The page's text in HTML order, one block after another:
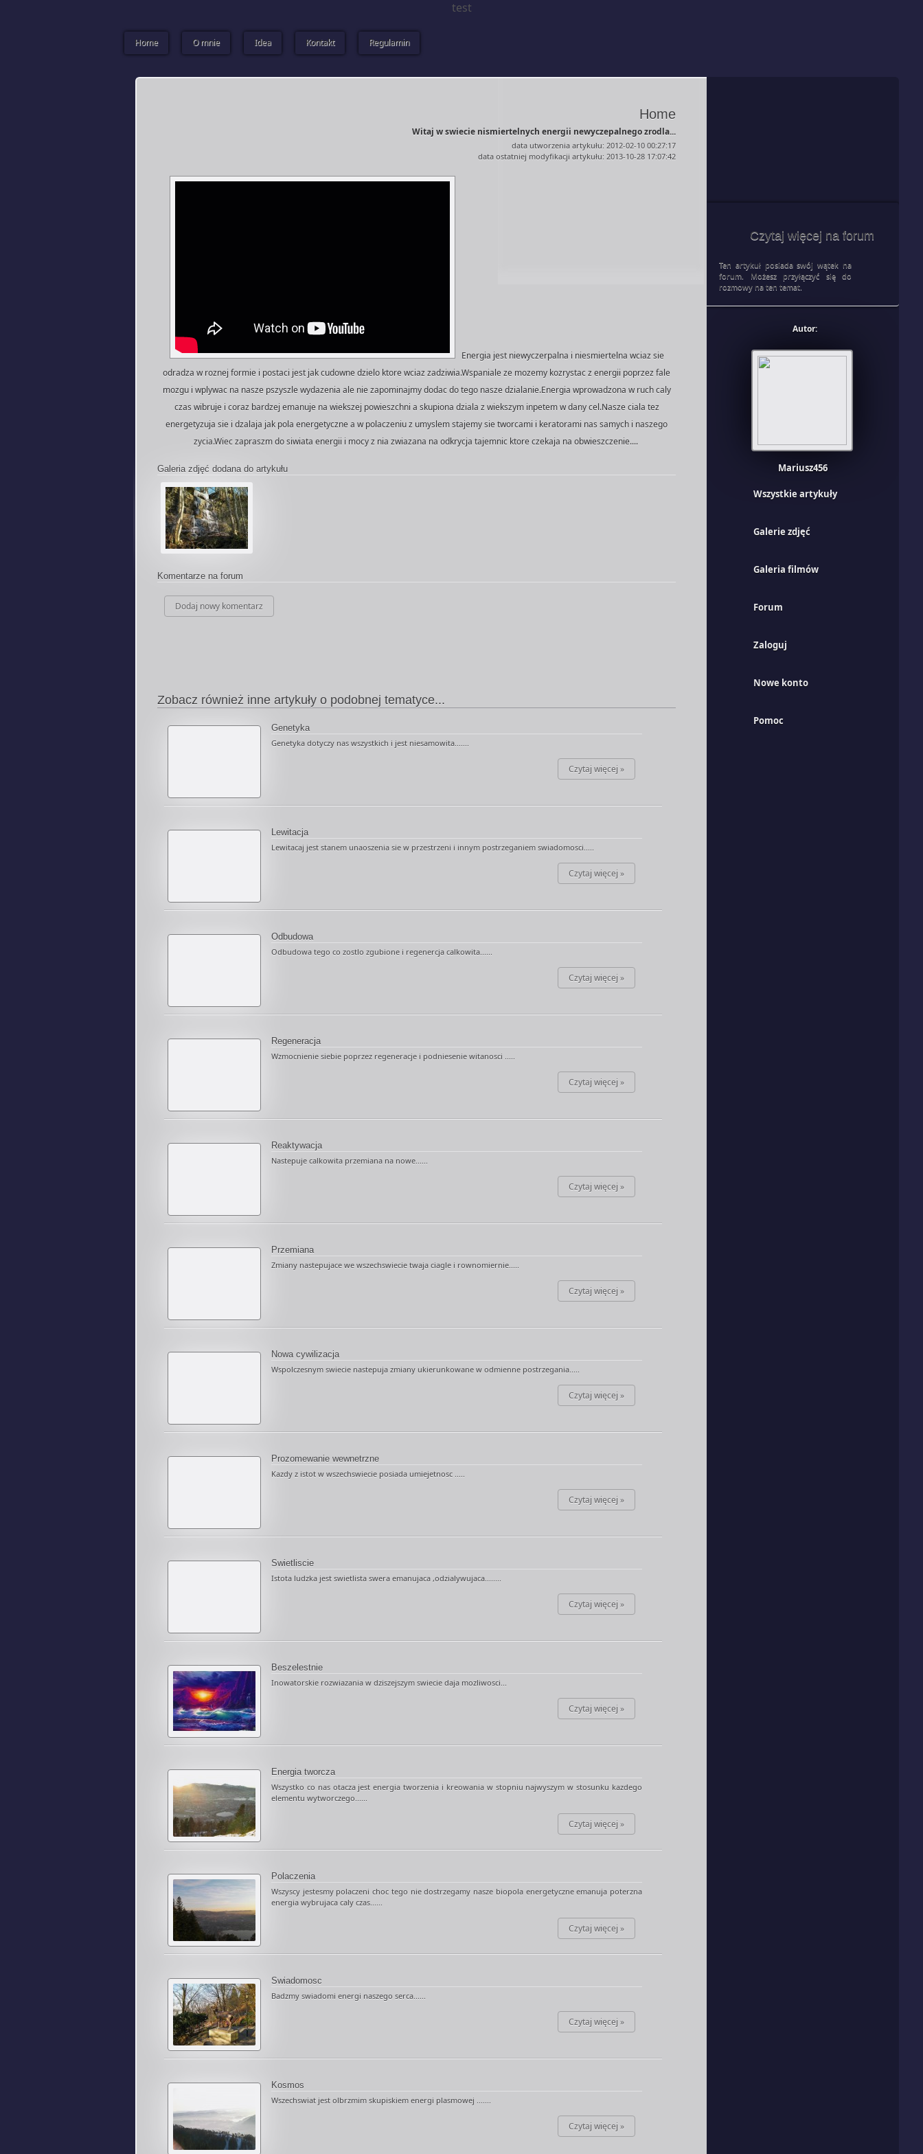
test
Home O mnie Idea Kontakt Regulamin
Czytaj więcej na forum
Ten artykuł posiada swój wątek na
forum. Możesz przyłączyć się do
rozmowy na ten temat.
Autor:
Mariusz456
Wszystkie artykuły
Galerie zdjęć
Galeria filmów
Forum
Zaloguj
Nowe konto
Pomoc
Home
Witaj w swiecie nismiertelnych energii newyczepalnego zrodla...
data utworzenia artykułu: 2012-02-10 00:27:17
data ostatniej modyfikacji artykułu: 2013-10-28 17:07:42
Energia jest niewyczerpalna i niesmiertelna wciaz sie
odradza w roznej formie i postaci jest jak cudowne dzielo ktore wciaz zadziwia.Wspaniale ze mozemy kozrystac z energii poprzez fale
mozgu i wplywac na nasze pszyszle wydazenia ale nie zapominajmy dodac do tego nasze dzialanie.Energia wprowadzona w ruch caly
czas wibruje i coraz bardzej emanuje na wiekszej powieszchni a skupiona dziala z wiekszym inpetem w dany cel.Nasze ciala tez
energetyzuja sie i dzalaja jak pola energetyczne a w polaczeniu z umyslem stajemy sie tworcami i keratorami nas samych i naszego
zycia.Wiec zapraszm do siwiata energii i mocy z nia zwiazana na odkrycja tajemnic ktore czekaja na obwieszczenie....
Galeria zdjęć dodana do artykułu
Komentarze na forum
Dodaj nowy komentarz
Zobacz również inne artykuły o podobnej tematyce...
Genetyka
Genetyka dotyczy nas wszystkich i jest niesamowita.......
Czytaj więcej »
Lewitacja
Lewitacaj jest stanem unaoszenia sie w przestrzeni i innym postrzeganiem swiadomosci.....
Czytaj więcej »
Odbudowa
Odbudowa tego co zostlo zgubione i regenercja calkowita......
Czytaj więcej »
Regeneracja
Wzmocnienie siebie poprzez regeneracje i podniesenie witanosci .....
Czytaj więcej »
Reaktywacja
Nastepuje calkowita przemiana na nowe......
Czytaj więcej »
Przemiana
Zmiany nastepujace we wszechswiecie twaja ciagle i rownomiernie.....
Czytaj więcej »
Nowa cywilizacja
Wspolczesnym swiecie nastepuja zmiany ukierunkowane w odmienne postrzegania.....
Czytaj więcej »
Prozomewanie wewnetrzne
Kazdy z istot w wszechswiecie posiada umiejetnosc .....
Czytaj więcej »
Swietliscie
Istota ludzka jest swietlista swera emanujaca ,odzialywujaca........
Czytaj więcej »
Beszelestnie
Inowatorskie rozwiazania w dziszejszym swiecie daja mozliwosci...
Czytaj więcej »
Energia tworcza
Wszystko co nas otacza jest energia tworzenia i kreowania w stopniu najwyszym w stosunku kazdego
elementu wytworczego......
Czytaj więcej »
Polaczenia
Wszyscy jestesmy polaczeni choc tego nie dostrzegamy nasze biopola energetyczne emanuja poterzna
energia wybrujaca caly czas......
Czytaj więcej »
Swiadomosc
Badzmy swiadomi energi naszego serca......
Czytaj więcej »
Kosmos
Wszechswiat jest olbrzmim skupiskiem energi plasmowej .......
Czytaj więcej »